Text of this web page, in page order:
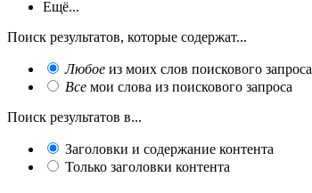
Ещё...
Поиск результатов, которые содержат...
Любое из моих слов поискового запроса
Все мои слова из поискового запроса
Поиск результатов в...
Заголовки и содержание контента
Только заголовки контента